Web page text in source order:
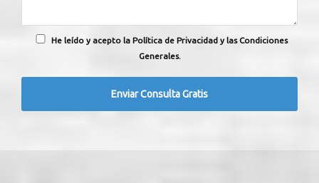
He leído y acepto la Política de Privacidad y las Condiciones
Generales.